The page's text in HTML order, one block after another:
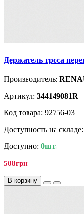
Держатель троса
Производитель:
Артикул: 344149081R
Код товара: 92756-03
Доступность на складе:
Доступно: 0шт.
508грн
В корзину